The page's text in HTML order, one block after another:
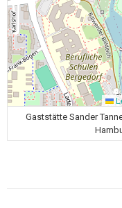
Gaststätte Sander